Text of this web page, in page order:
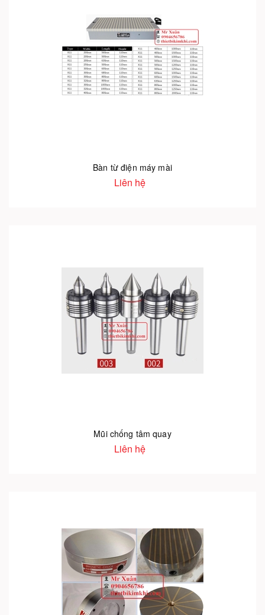
Bàn từ điện máy mài
Liên hệ
Mũi chống tâm quay
Liên hệ